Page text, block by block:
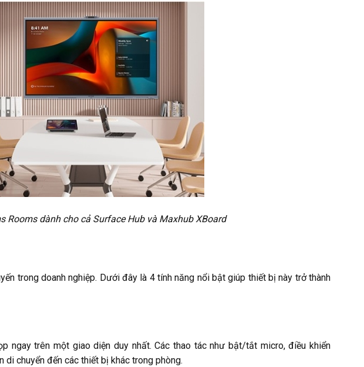
dành cho cả Surface Hub và Maxhub XBoard
trong doanh nghiệp. Dưới đây là 4 tính năng nổi bật giúp thiết bị này trở thành
ngay trên một giao diện duy nhất. Các thao tác như bật/tắt micro, điều khiển
chuyển đến các thiết bị khác trong phòng.